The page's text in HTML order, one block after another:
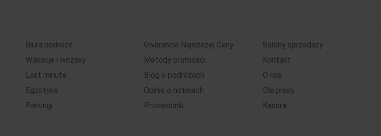
Biura podróży
Wakacje i wczasy
Last minute
Egzotyka
Parkingi
Gwarancja Najniższej Ceny
Metody płatności
Blog o podróżach
Opinie o hotelach
Przewodnik
Salony sprzedaży
Kontakt
O nas
Dla prasy
Kariera